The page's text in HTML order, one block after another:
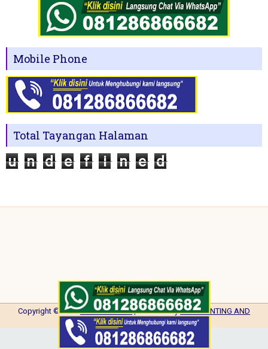
Mobile Phone
Total Tayangan Halaman
u n d e f i n e d
Copyright ©2026NISA PRINTING| Powered byNISA PRINTING AND
PROMOTION